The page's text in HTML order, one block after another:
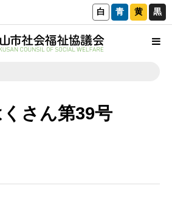
白 青 黄 黒
さん第39号